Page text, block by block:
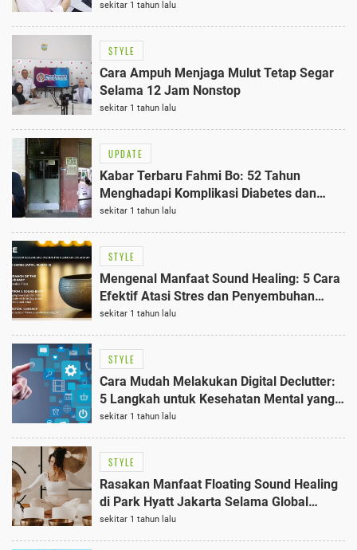
Terbaik
sekitar 1 tahun lalu
STYLE
Cara Ampuh Menjaga Mulut Tetap Segar
Selama 12 Jam Nonstop
sekitar 1 tahun lalu
UPDATE
Kabar Terbaru Fahmi Bo: 52 Tahun
Menghadapi Komplikasi Diabetes dan
Hidup Sendiri, Ini Realitanya
sekitar 1 tahun lalu
STYLE
Mengenal Manfaat Sound Healing: 5 Cara
Efektif Atasi Stres dan Penyembuhan
Luka Batin
sekitar 1 tahun lalu
STYLE
Cara Mudah Melakukan Digital Declutter:
5 Langkah untuk Kesehatan Mental yang
Lebih Baik
sekitar 1 tahun lalu
STYLE
Rasakan Manfaat Floating Sound Healing
di Park Hyatt Jakarta Selama Global
Wellness Week 2025
sekitar 1 tahun lalu